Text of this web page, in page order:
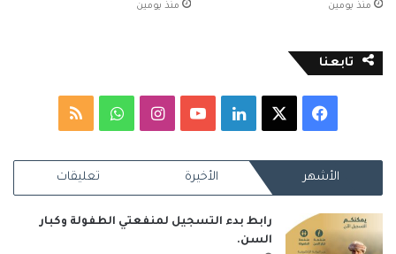
منذ يومين منذ يومين
تابعنا
فيسبوك لينكدإن‫YouTubeانستقرامواتسابملخص
RSS الأشهر الأخيرة تعليقات
رابط بدء التسجيل لمنفعتي الطفولة وكبار
السن.